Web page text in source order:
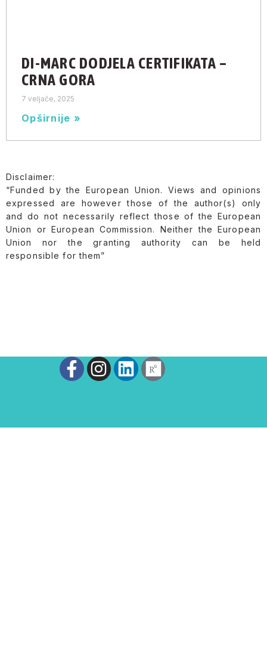
DI-MARC DODJELA CERTIFIKATA –
CRNA GORA
7 veljače, 2025
Opširnije »
Disclaimer:
“Funded by the European Union. Views and opinions
expressed are however those of the author(s) only
and do not necessarily reflect those of the European
Union or European Commission. Neither the European
Union nor the granting authority can be held
responsible for them”